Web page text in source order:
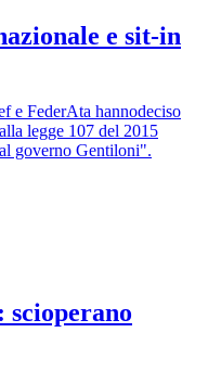
e sit-in
e FederAta hannodeciso
legge 107 del 2015
governo Gentiloni".